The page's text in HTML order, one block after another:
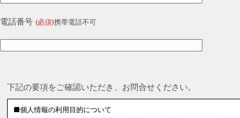
電話番号 (必須)携帯電話不可
下記の要項をご確認いただき、お問合せください。
■個人情報の利用目的について